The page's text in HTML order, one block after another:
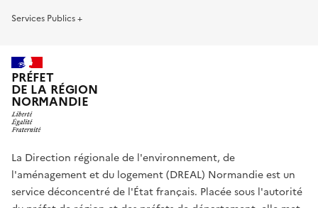
Services Publics +
PRÉFET
DE LA RÉGION
NORMANDIE
La Direction régionale de l'environnement, de
l'aménagement et du logement (DREAL) Normandie est un
service déconcentré de l'État français. Placée sous l'autorité